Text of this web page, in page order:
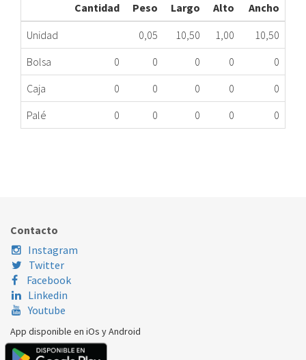
Cantidad Peso Largo Alto
Ancho
Unidad
0,05 10,50 1,00
10,50
Bolsa
0 0 0 0
0
Caja
0 0 0 0
0
Palé
0 0 0 0 0
Contacto
Instagram
Twitter
Facebook
Linkedin
Youtube
App disponible en iOs y Android